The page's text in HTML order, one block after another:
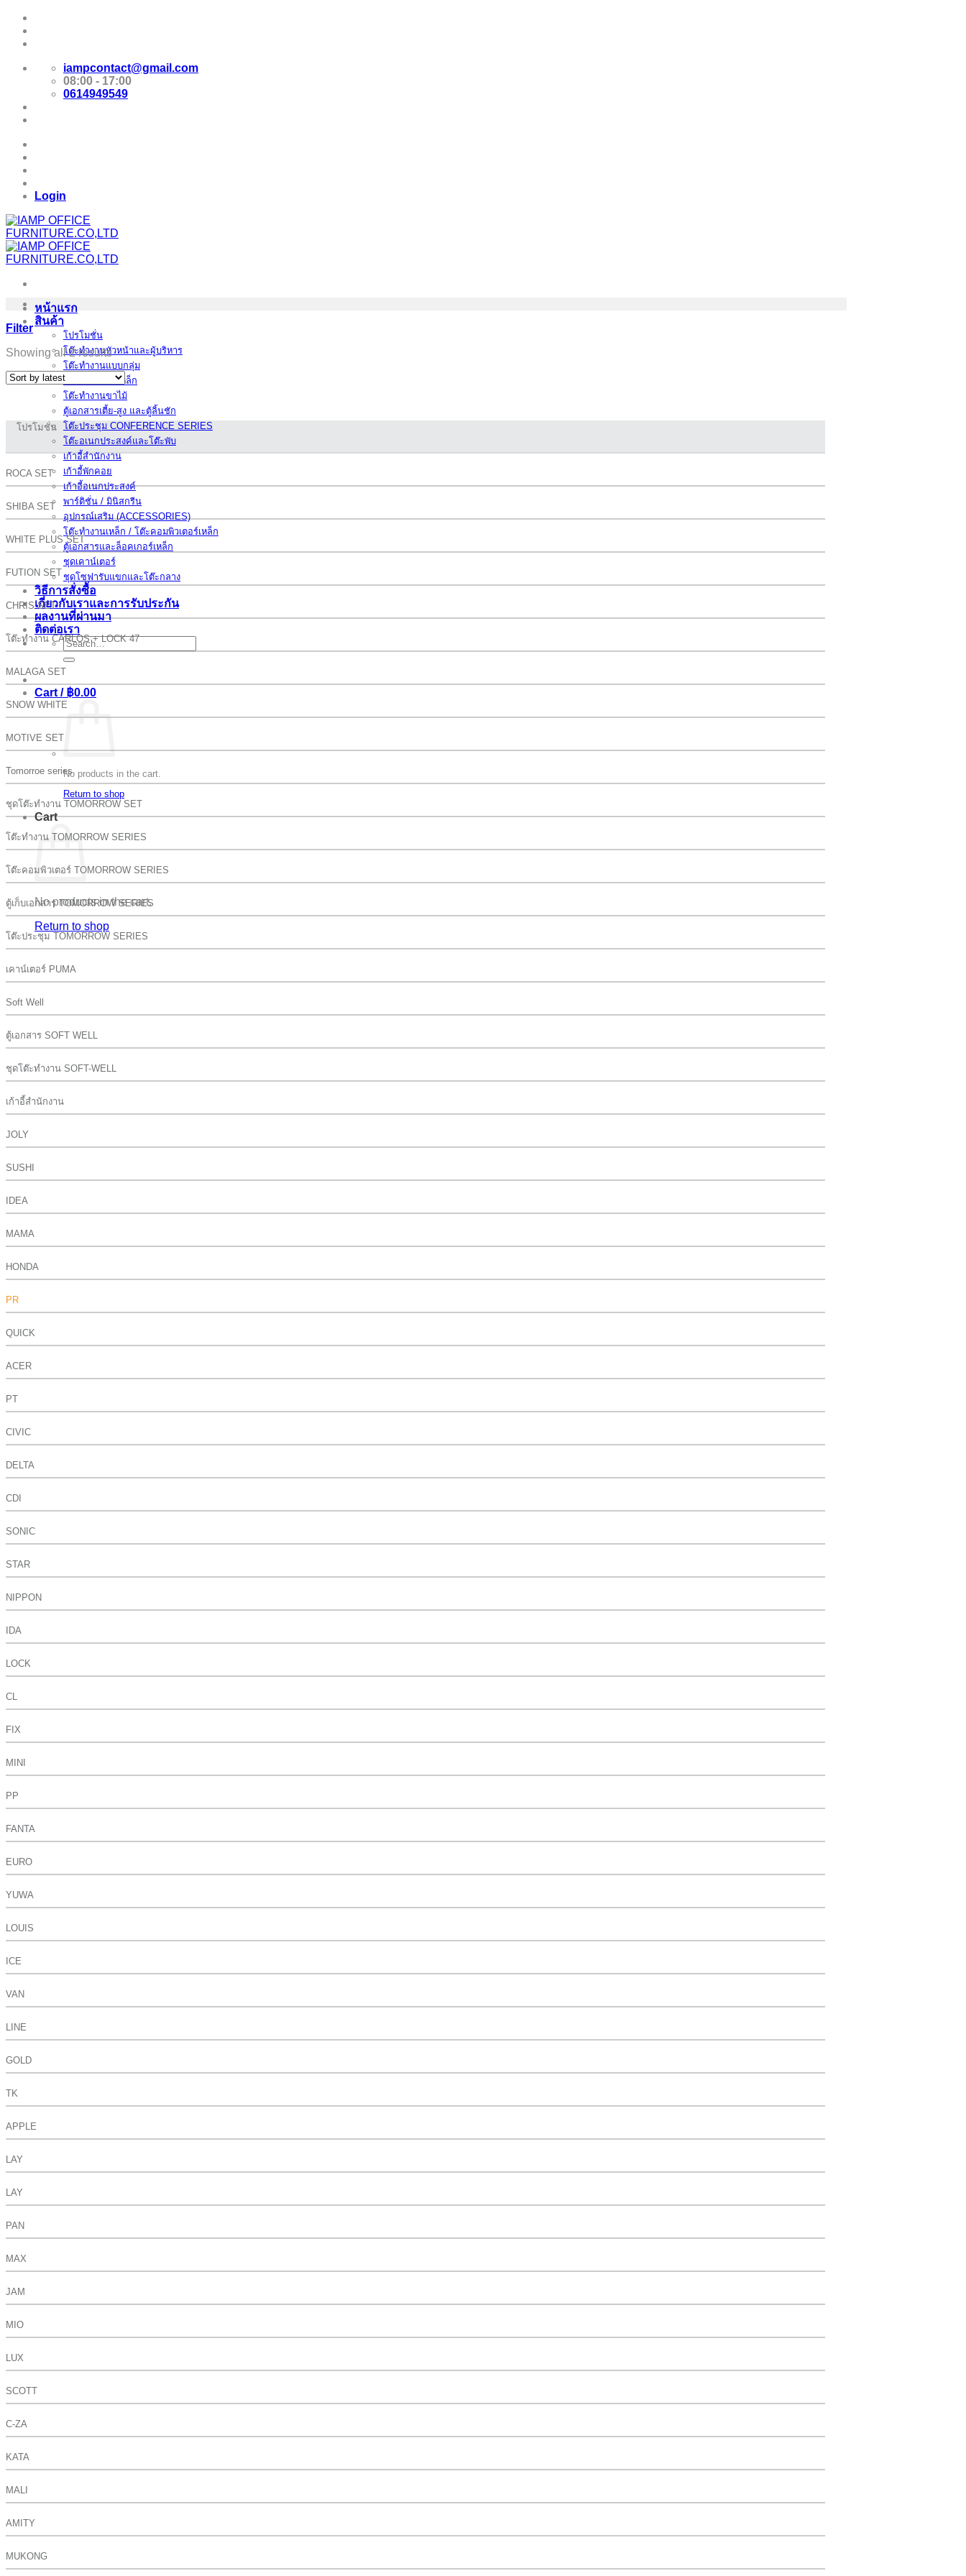
Skip
content
iampcontact@gmail.com
08:00 - 17:00
0614949549
Login
หน้าแรก
สินค้า
โปรโมชั่น
โต๊ะทำงานหัวหน้าและผู้บริหาร
โต๊ะทำงานแบบกลุ่ม
โต๊ะทำงานขาเหล็ก
โต๊ะทำงานขาไม้
ตู้เอกสารเตี้ย-สูง และตู้ลิ้นชัก
โต๊ะประชุม CONFERENCE SERIES
โต๊ะอเนกประสงค์และโต๊ะพับ
เก้าอี้สำนักงาน
เก้าอี้พักคอย
เก้าอี้อเนกประสงค์
พาร์ติชั่น / มินิสกรีน
อุปกรณ์เสริม (ACCESSORIES)
โต๊ะทำงานเหล็ก / โต๊ะคอมพิวเตอร์เหล็ก
ตู้เอกสารและล็อคเกอร์เหล็ก
ชุดเคาน์เตอร์
ชุดโซฟารับแขกและโต๊ะกลาง
วิธีการสั่งซื้อ
เกี่ยวกับเราและการรับประกัน
ผลงานที่ผ่านมา
ติดต่อเรา
Search
for:
Cart / ฿0.00
No products in the cart.
Return to shop
Cart
No products in the cart.
Return to shop
Filter
Showing all 2 results
โปรโมชั่น
ROCA SET
SHIBA SET
WHITE PLUS SET
FUTION SET
CHRIS SET
โต๊ะทำงาน CARLOS + LOCK 47
MALAGA SET
SNOW WHITE
MOTIVE SET
Tomorroe series
ชุดโต๊ะทำงาน TOMORROW SET
โต๊ะทำงาน TOMORROW SERIES
โต๊ะคอมพิวเตอร์ TOMORROW SERIES
ตู้เก็บเอกสาร TOMORROW SERIES
โต๊ะประชุม TOMORROW SERIES
เคาน์เตอร์ PUMA
Soft Well
ตู้เอกสาร SOFT WELL
ชุดโต๊ะทำงาน SOFT-WELL
เก้าอี้สำนักงาน
JOLY
SUSHI
IDEA
MAMA
HONDA
PR
QUICK
ACER
PT
CIVIC
DELTA
CDI
SONIC
STAR
NIPPON
IDA
LOCK
CL
FIX
MINI
PP
FANTA
EURO
YUWA
LOUIS
ICE
VAN
LINE
GOLD
TK
APPLE
LAY
LAY
PAN
MAX
JAM
MIO
LUX
SCOTT
C-ZA
KATA
MALI
AMITY
MUKONG